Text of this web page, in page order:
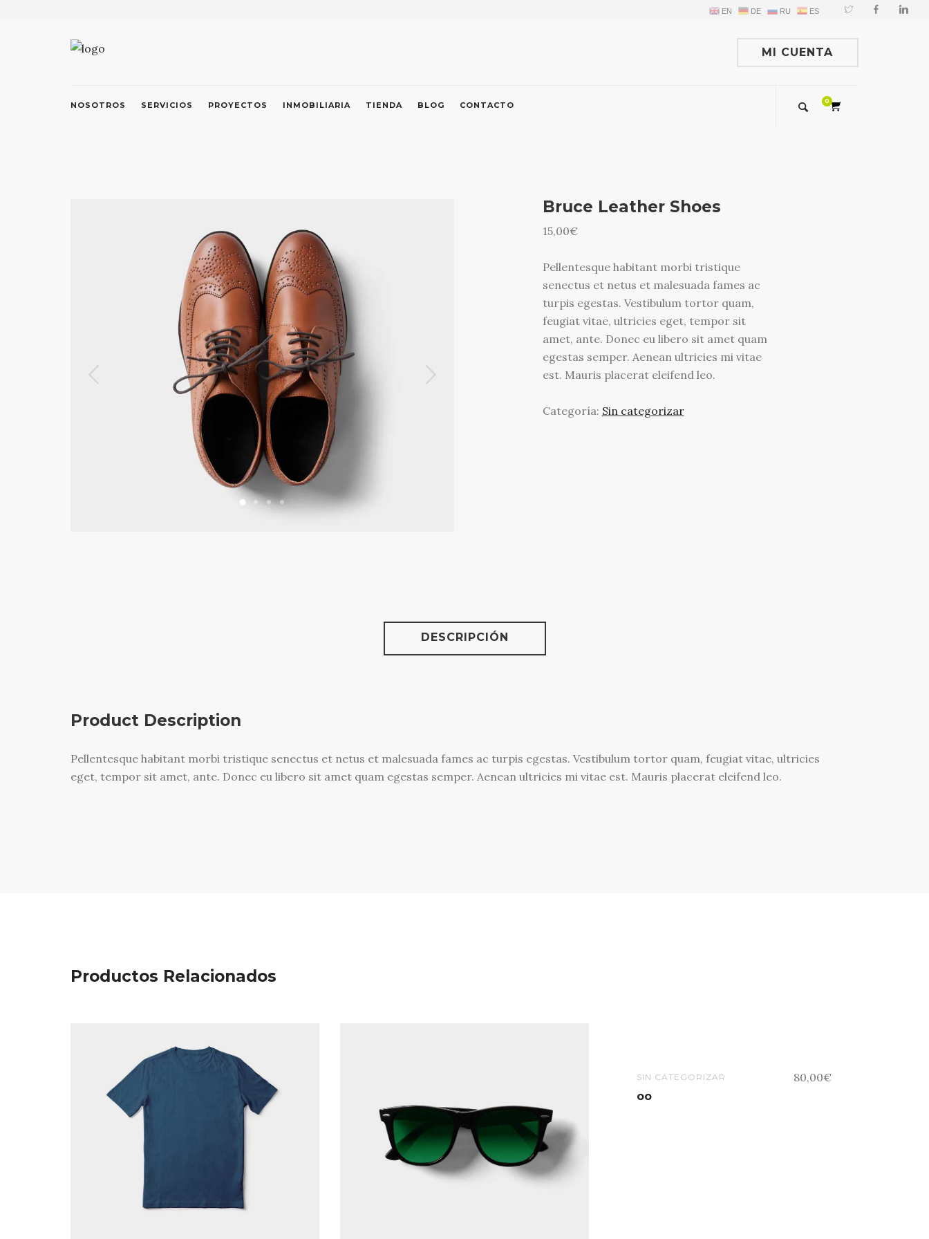
EN DE RU ES
MI CUENTA
NOSOTROS SERVICIOS PROYECTOS INMOBILIARIA TIENDA BLOG CONTACTO 0
Bruce Leather Shoes
15,00€
Pellentesque habitant morbi tristique
senectus et netus et malesuada fames ac
turpis egestas. Vestibulum tortor quam,
feugiat vitae, ultricies eget, tempor sit
amet, ante. Donec eu libero sit amet quam
egestas semper. Aenean ultricies mi vitae
est. Mauris placerat eleifend leo.
Categoría: Sin categorizar
DESCRIPCIÓN
Product Description
Pellentesque habitant morbi tristique senectus et netus et malesuada fames ac turpis egestas. Vestibulum tortor quam, feugiat vitae, ultricies
eget, tempor sit amet, ante. Donec eu libero sit amet quam egestas semper. Aenean ultricies mi vitae est. Mauris placerat eleifend leo.
Productos Relacionados
SIN CATEGORIZAR
oo
80,00€